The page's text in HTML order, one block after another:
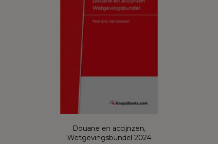
gekozen
worden
Douane en accijnzen,
Wetgevingsbundel 2024